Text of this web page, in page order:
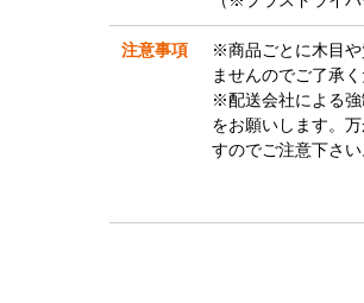
注意事項
※商品ごとに木目や
ませんのでご了承く
※配送会社による強
をお願いします。
すのでご注意下さい